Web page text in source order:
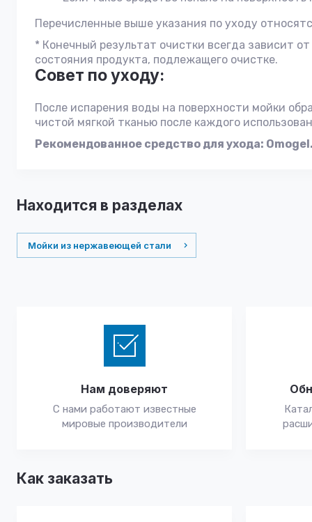
Перечисленные выше указания по уходу
* Конечный результат очистки всегда зависит
состояния продукта, подлежащего очистке.
Совет по уходу:
После испарения воды на поверхности мойки
чистой мягкой тканью после каждого
Рекомендованное средство для ухода: Omogel.
Находится в разделах
Мойки из нержавеющей стали
Нам доверяют
С нами работают известные
мировые производители
Как заказать